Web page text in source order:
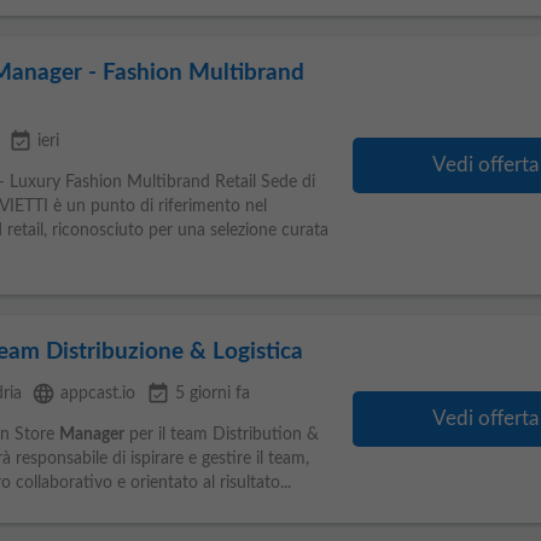
- Fashion Multibrand
event_available ieri
Luxury Fashion Multibrand Retail Sede di
è un punto di riferimento nel
riconosciuto per una selezione curata
Vedi offerta
Distribuzione & Logistica
language appcast.io event_available 5 giorni fa
Store Managerper il team Distribution &
responsabile di ispirare e gestire il team,
collaborativo e orientato al risultato...
Vedi offerta